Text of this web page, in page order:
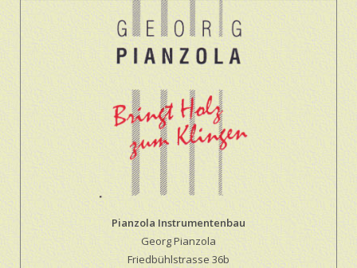
Pianzola Instrumentenbau
Georg Pianzola
Friedbühlstrasse 36b